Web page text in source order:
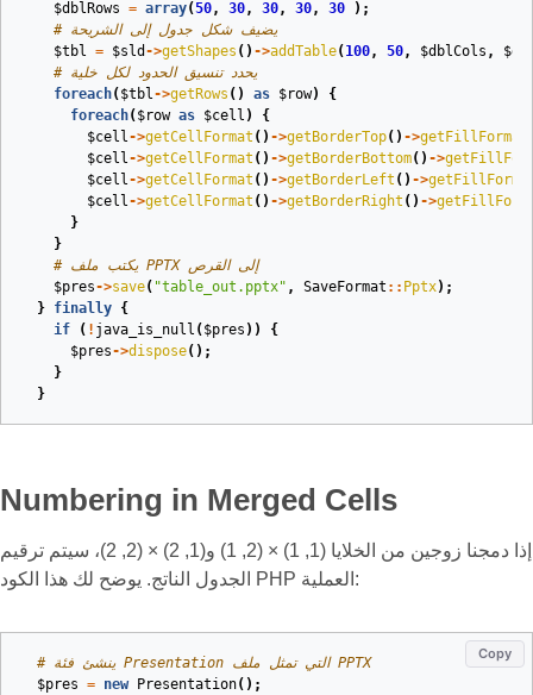
$dblRows = array(50, 30, 30, 30, 30
);
# يضيف شكل جدول إلى الشريحة
$tbl = $sld ->getShapes () ->addTable( 100, 50, $dblCols ,
# يحدد تنسيق الحدود لكل خلية
foreach( $tbl->getRows () as $row)
{
foreach( $row as $cell )
{
$cell->getCellFormat () ->getBorderTop() ->getFillFormat
$cell->getCellFormat () ->getBorderBottom() ->
$cell->getCellFormat () ->getBorderLeft () ->
$cell->getCellFormat () ->getBorderRight () ->
}
}
# يكتب ملف PPTX إلى القرص
$pres->save( "table_out.pptx" , SaveFormat :: Pptx);
} finally {
if
( ! java_is_null ( $pres ))
{
$pres->dispose();
}
}
Numbering in Merged Cells
إذا دمجنا زوجين من الخلايا (1, 1) × (2, 1) و(1, 2) × (2, 2)، سيتم ترقيم
الجدول الناتج. يوضح لك هذا الكود PHP العملية:
Copy
# ينشئ فئة Presentation التي تمثل ملف PPTX
$pres = new Presentation();